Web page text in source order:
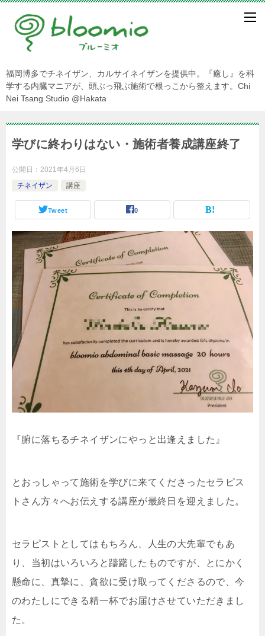
福岡博多でチネイザン、カルサイネイザンを提供中。『癒し』を科
学する内臓マニアが、頭ぶっ飛ぶ施術で根っこから整えます。Chi
Nei Tsang Studio @Hakata
学びに終わりはない・施術者養成講座終了
公開日： 2021年4月6日
チネイザン
講座
Tweet 0
『腑に落ちるチネイザンにやっと出逢えました』
とおっしゃって施術を学びに来てくださったセラピス
トさん方々へお伝えする講座が最終日を迎えました。
セラピストとしてはもちろん、人生の大先輩でもあ
り、当初はいろいろと躊躇したものですが、とにかく
懸命に、真摯に、貪欲に受け取ってくださるので、今
のわたしにできる精一杯でお届けさせていただきまし
た。